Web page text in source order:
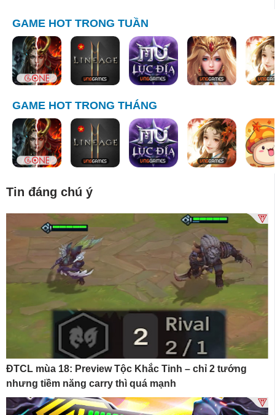
GAME HOT TRONG TUẦN
GAME HOT TRONG THÁNG
Tin đáng chú ý
ĐTCL mùa 18: Preview Tộc Khắc Tinh – chỉ 2 tướng
nhưng tiềm năng carry thì quá mạnh